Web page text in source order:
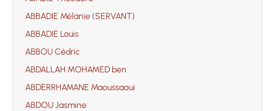
ABBADIE Mélanie (SERVANT)
ABBADIE Louis
ABBOU Cédric
ABDALLAH MOHAMED ben
ABDERRHAMANE Maoussaoui
ABDOU Jasmine